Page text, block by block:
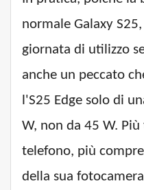
normale Galaxy
giornata di utilizzo
anche un peccato
l'S25 Edge solo di
W, non da 45 W.
telefono, più
della sua